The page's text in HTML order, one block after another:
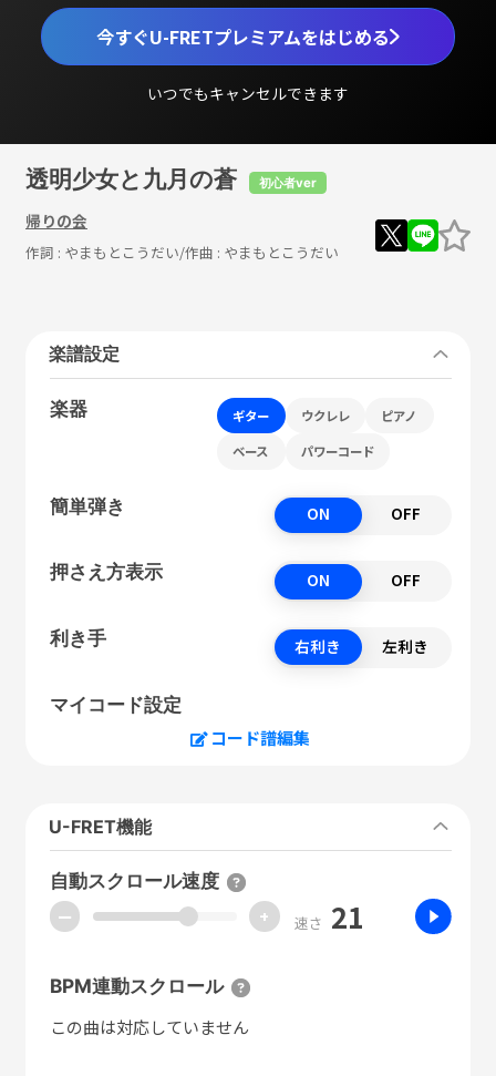
今すぐU-FRETプレミアムをはじめる
いつでもキャンセルできます
透明少女と九月の蒼 初心者ver
帰りの会
作詞 : やまもとこうだい/作曲 : やまもとこうだい
楽譜設定
楽器 ギター ウクレレ ピアノ
ベース パワーコード
簡単弾き ON OFF
押さえ方表示 ON OFF
利き手 右利き 左利き
マイコード設定
コード譜編集
U-FRET機能
自動スクロール速度
ー + 速さ 21
BPM連動スクロール
この曲は対応していません